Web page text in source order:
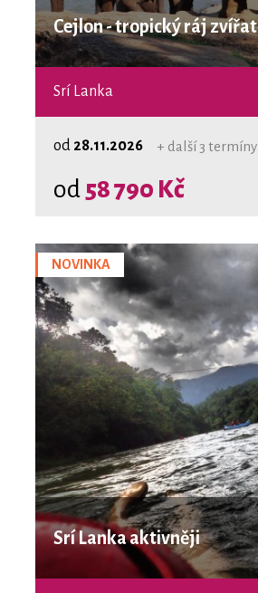
Cejlon - tropický ráj zvířat
Srí Lanka
od 28.11.2026 + další 3 termíny
od 58 790 Kč
NOVINKA
Srí Lanka aktivněji